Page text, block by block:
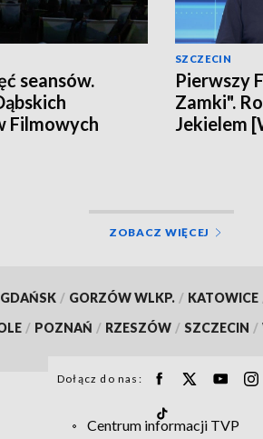
seansów.
Filmowych
SZCZECIN
Pierwszy
Zamki".
Jekielem
ZOBACZ WIĘCEJ
GDAŃSK / GORZÓW WLKP. / KATOWICE
/ POZNAŃ / RZESZÓW / SZCZECIN /
Dołącz do nas:
Centrum informacji TVP